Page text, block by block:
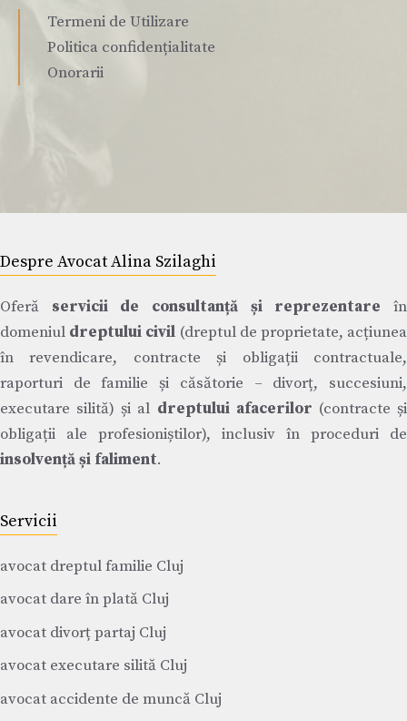
Termeni de Utilizare
Politica confidențialitate
Onorarii
Despre Avocat Alina Szilaghi
Oferă servicii de consultanță și reprezentare în
domeniul dreptului civil (dreptul de proprietate, acțiunea
în revendicare, contracte și obligații contractuale,
raporturi de familie și căsătorie – divorț, succesiuni,
executare silită) și al dreptului afacerilor (contracte și
obligații ale profesioniștilor), inclusiv în proceduri de
insolvență și faliment.
Servicii
avocat dreptul familie Cluj
avocat dare în plată Cluj
avocat divorț partaj Cluj
avocat executare silită Cluj
avocat accidente de muncă Cluj